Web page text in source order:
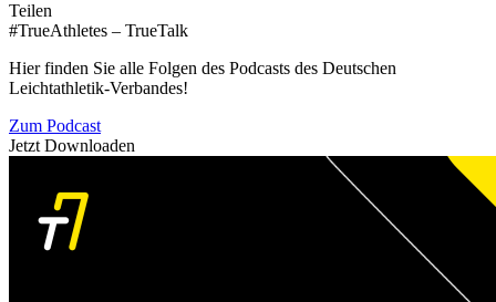
Teilen
#TrueAthletes – TrueTalk
Hier finden Sie alle Folgen des Podcasts des Deutschen
Leichtathletik-Verbandes!
Zum Podcast
Jetzt Downloaden